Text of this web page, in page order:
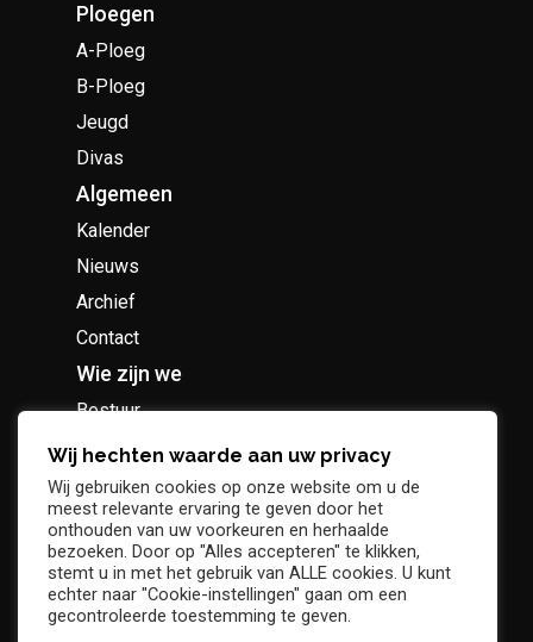
Ploegen
A-Ploeg
B-Ploeg
Jeugd
Divas
Algemeen
Kalender
Nieuws
Archief
Contact
Wie zijn we
Bestuur
Geschiedenis
Supportersclub
Socio Business Club
Wij hechten waarde aan uw privacy
Wij gebruiken cookies op onze website om u de
meest relevante ervaring te geven door het
onthouden van uw voorkeuren en herhaalde
bezoeken. Door op "Alles accepteren" te klikken,
stemt u in met het gebruik van ALLE cookies. U kunt
echter naar "Cookie-instellingen" gaan om een
gecontroleerde toestemming te geven.